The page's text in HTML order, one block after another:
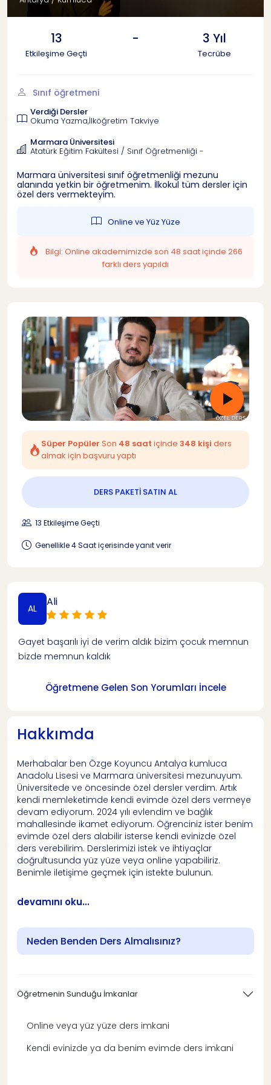
13
Etkileşime Geçti
- 3 Yıl
Tecrübe
Sınıf öğretmeni
Verdiği Dersler
Okuma Yazma,İlköğretim Takviye
Marmara Üniversitesi
Atatürk Eğitim Fakültesi / Sınıf Öğretmenliği -
Marmara üniversitesi sınıf öğretmenliği mezunu
alanında yetkin bir öğretmenim. İlkokul tüm dersler için
özel ders vermekteyim.
Online ve Yüz Yüze
Bilgi: Online akademimizde son 48 saat içinde 266
farklı ders yapıldı
Süper Popüler Son 48 saat içinde 348 kişi ders
almak için başvuru yaptı
DERS PAKETİ SATIN AL
13 Etkileşime Geçti
Genellikle 4 Saat içerisinde yanıt verir
AL Ali
Gayet başarılı iyi de verim aldık bizim çocuk memnun
bizde memnun kaldık
Öğretmene Gelen Son Yorumları İncele
Hakkımda
Merhabalar ben Özge Koyuncu Antalya kumluca
Anadolu Lisesi ve Marmara üniversitesi mezunuyum.
Üniversitede ve öncesinde özel dersler verdim. Artık
kendi memleketimde kendi evimde özel ders vermeye
devam ediyorum. 2024 yılı evlendim ve bağlık
mahallesinde ikamet ediyorum. Öğrenciniz ister benim
evimde özel ders alabilir isterse kendi evinizde özel
ders verebilirim. Derslerimizi istek ve ihtiyaçlar
doğrultusunda yüz yüze veya online yapabiliriz.
Benimle iletişime geçmek için istekte bulunun.
devamını oku...
Neden Benden Ders Almalısınız?
Öğretmenin Sunduğu İmkanlar
Online veya yüz yüze ders imkani
Kendi evinizde ya da benim evimde ders imkani